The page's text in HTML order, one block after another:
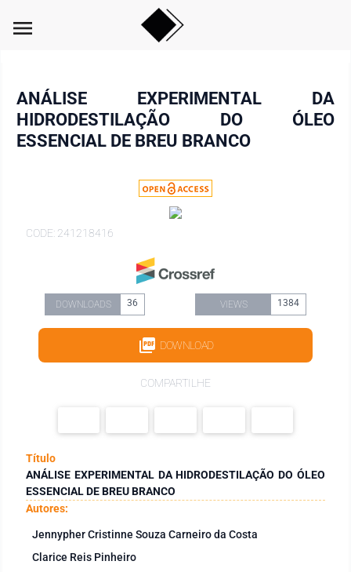
menu
ANÁLISE EXPERIMENTAL DA
HIDRODESTILAÇÃO DO ÓLEO
ESSENCIAL DE BREU BRANCO
CODE: 241218416
DOWNLOADS 36 VIEWS 1384
DOWNLOAD
COMPARTILHE
Título
ANÁLISE EXPERIMENTAL DA HIDRODESTILAÇÃO DO ÓLEO
ESSENCIAL DE BREU BRANCO
Autores:
Jennypher Cristinne Souza Carneiro da Costa
Clarice Reis Pinheiro